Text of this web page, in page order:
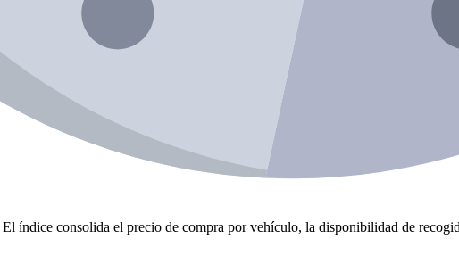
El índice consolida el precio de compra por vehículo, la disponibilidad de